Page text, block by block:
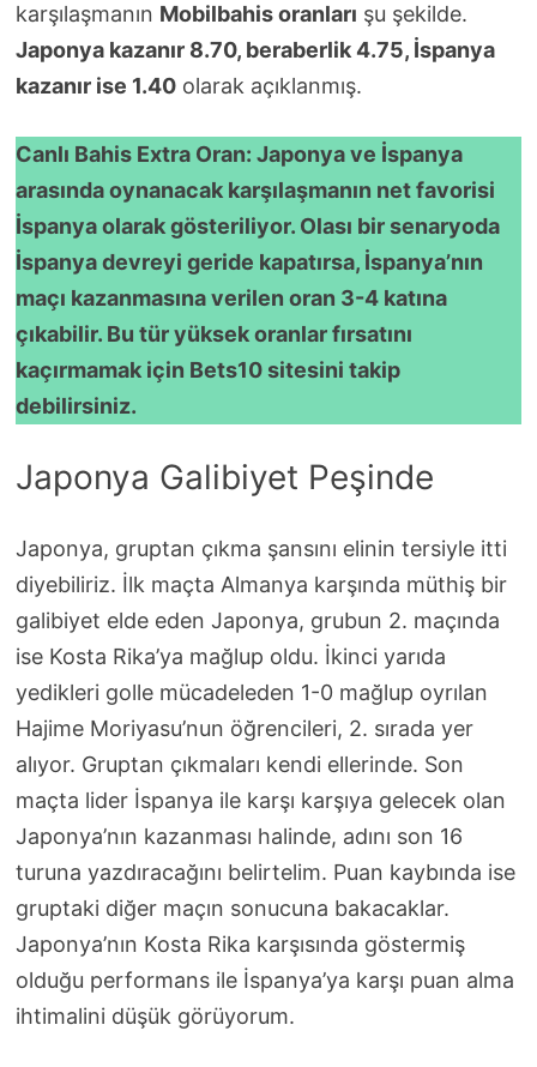
karşılaşmanın Mobilbahis oranları şu şekilde.
Japonya kazanır 8.70, beraberlik 4.75, İspanya
kazanır ise 1.40olarak açıklanmış.
Canlı Bahis Extra Oran: Japonya ve İspanya
arasında oynanacak karşılaşmanın net favorisi
İspanya olarak gösteriliyor. Olası bir senaryoda
İspanya devreyi geride kapatırsa, İspanya’nın
maçı kazanmasına verilen oran 3-4 katına
çıkabilir. Bu tür yüksek oranlar fırsatını
kaçırmamak için Bets10 sitesini takip
debilirsiniz.
Japonya Galibiyet Peşinde
Japonya, gruptan çıkma şansını elinin tersiyle itti
diyebiliriz. İlk maçta Almanya karşında müthiş bir
galibiyet elde eden Japonya, grubun 2. maçında
ise Kosta Rika’ya mağlup oldu. İkinci yarıda
yedikleri golle mücadeleden 1-0 mağlup oyrılan
Hajime Moriyasu’nun öğrencileri, 2. sırada yer
alıyor. Gruptan çıkmaları kendi ellerinde. Son
maçta lider İspanya ile karşı karşıya gelecek olan
Japonya’nın kazanması halinde, adını son 16
turuna yazdıracağını belirtelim. Puan kaybında ise
gruptaki diğer maçın sonucuna bakacaklar.
Japonya’nın Kosta Rika karşısında göstermiş
olduğu performans ile İspanya’ya karşı puan alma
ihtimalini düşük görüyorum.